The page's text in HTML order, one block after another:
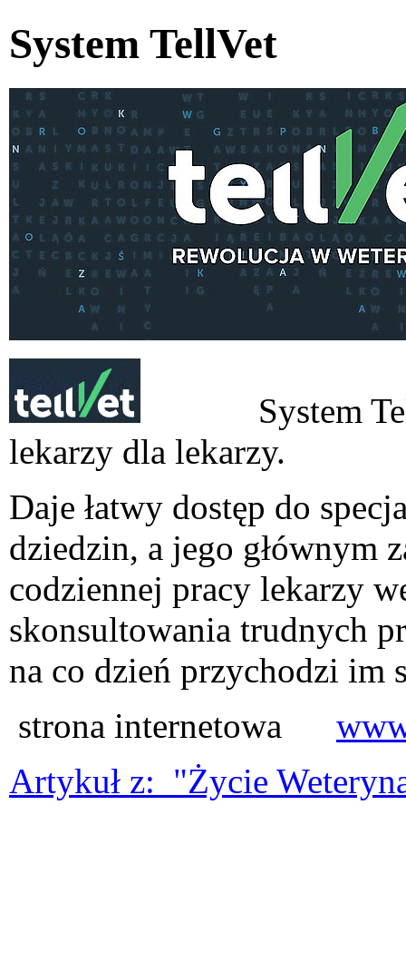
System TellVet
System
lekarzy dla lekarzy.
Daje łatwy dostęp do
dziedzin, a jego głównym
codziennej pracy lekarzy
skonsultowania trudnych
na co dzień przychodzi im
strona internetowa
Artykuł z: "Życie